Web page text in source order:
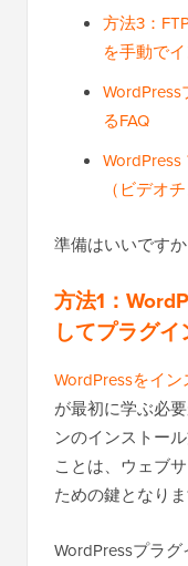
方法3：
を手動で
るFAQ
（ビデオ
準備はいいです
方法1：
してプラグ
WordPressをイ
が最初に学ぶ必
ンのインストー
ことは、ウェブ
ための鍵となりま
WordPressプラ